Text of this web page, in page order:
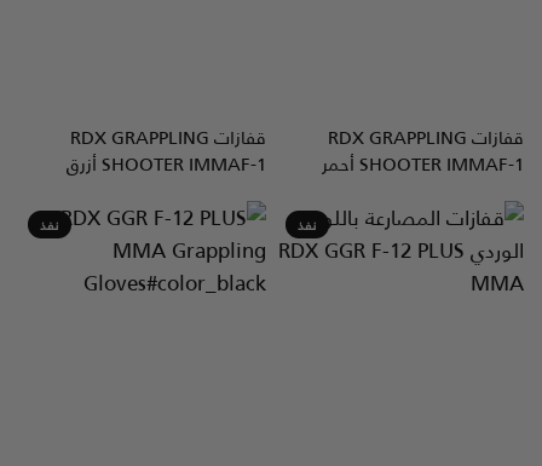
نظرة سريعة قفازات RDXGRAPPLING
SHOOTER IMMAF-1 أحمر
نظرة سريعة قفازات RDXGRAPPLING
SHOOTER IMMAF-1 أزرق
نفذ نفذ